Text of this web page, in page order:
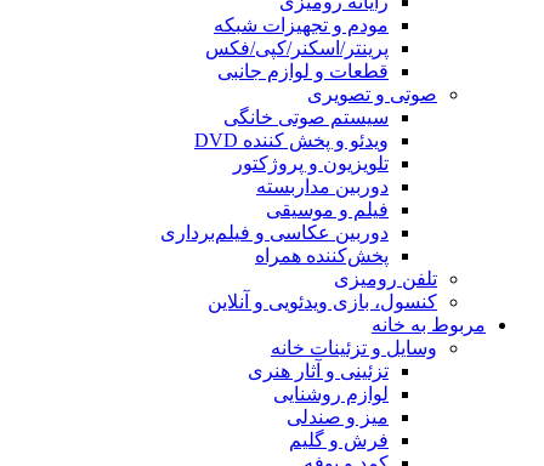
مودم و تجهیزات شبکه
پرینتر/اسکنر/کپی/فکس
قطعات و لوازم جانبی
صوتی و تصویری
سیستم صوتی خانگی
ویدئو و پخش کننده DVD
تلویزیون و پروژکتور
دوربین مداربسته
فیلم و موسیقی
دوربین عکاسی و فیلم‌برداری
پخش‌کننده همراه
تلفن رومیزی
کنسول، بازی‌ ویدئویی و آنلاین
مربوط به خانه
وسایل و تزئینات خانه
تزئینی و آثار هنری
لوازم روشنایی
میز و صندلی
فرش و گلیم